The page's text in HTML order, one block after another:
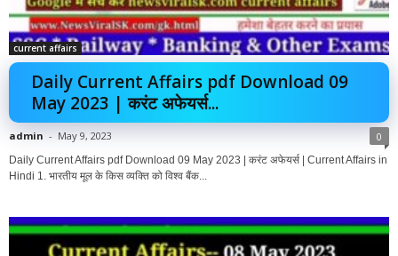
current affairs
Daily Current Affairs pdf Download 09
May 2023 | करंट अफेयर्स...
admin - May 9, 2023 0
Daily Current Affairs pdf Download 09 May 2023 | करंट अफेयर्स | Current Affairs in
Hindi 1. भारतीय मूल के किस व्यक्ति को विश्व बैंक...